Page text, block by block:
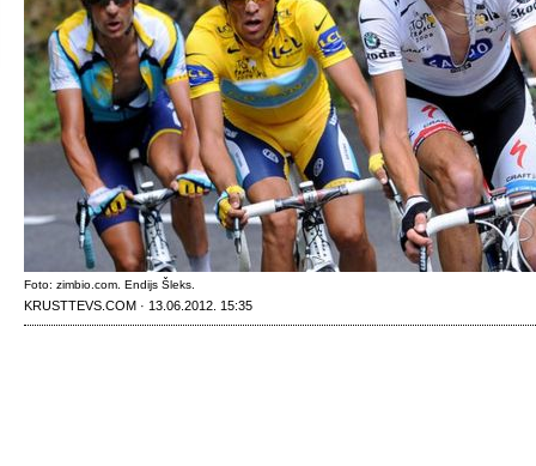
Foto: zimbio.com. Endijs Šleks.
KRUSTTEVS.COM · 13.06.2012. 15:35